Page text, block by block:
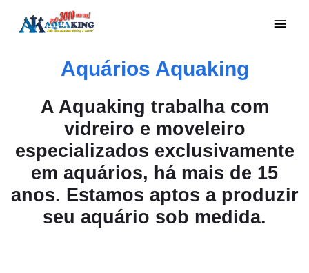
Aquários Aquaking
A Aquaking trabalha com
vidreiro e moveleiro
especializados exclusivamente
em aquários, há mais de 15
anos. Estamos aptos a produzir
seu aquário sob medida.